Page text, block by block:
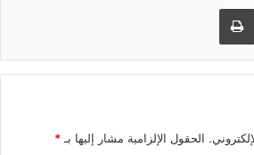
طباعة
الحقول الإلزامية مشار إليها بـ *